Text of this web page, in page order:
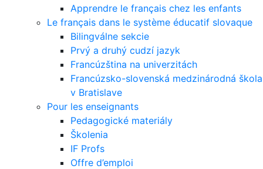
Apprendre le français chez les enfants
Le français dans le système éducatif slovaque
Bilingválne sekcie
Prvý a druhý cudzí jazyk
Francúzština na univerzitách
Francúzsko-slovenská medzinárodná škola
v Bratislave
Pour les enseignants
Pedagogické materiály
Školenia
IF Profs
Offre d’emploi